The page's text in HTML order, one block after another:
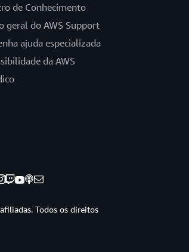
de Conhecimento
geral do AWS Support
ajuda especializada
da AWS
Todos os direitos